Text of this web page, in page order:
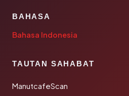
BAHASA
Bahasa Indonesia
TAUTAN SAHABAT
ManutcafeScan